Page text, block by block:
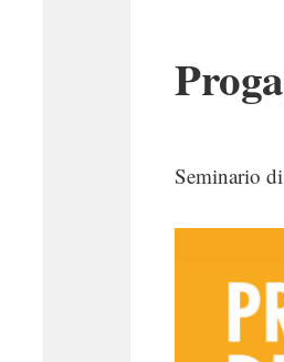
Seminario